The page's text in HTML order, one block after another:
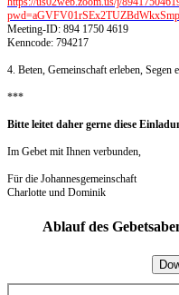
Meeting-ID: 894 1750 4619
Kenncode: 794217
4. Beten, Gemeinschaft erleben, Segen
***
Bitte leitet daher gerne diese
Im Gebet mit Ihnen verbunden,
Für die Johannesgemeinschaft
Charlotte und Dominik
Ablauf des